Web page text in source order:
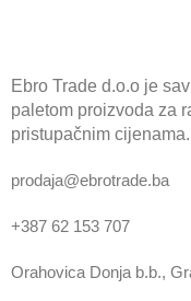
Ebro Trade d.o.o je
paletom proizvoda za
pristupačnim cijenama.
prodaja@ebrotrade.ba
+387 62 153 707
Orahovica Donja b.b.,